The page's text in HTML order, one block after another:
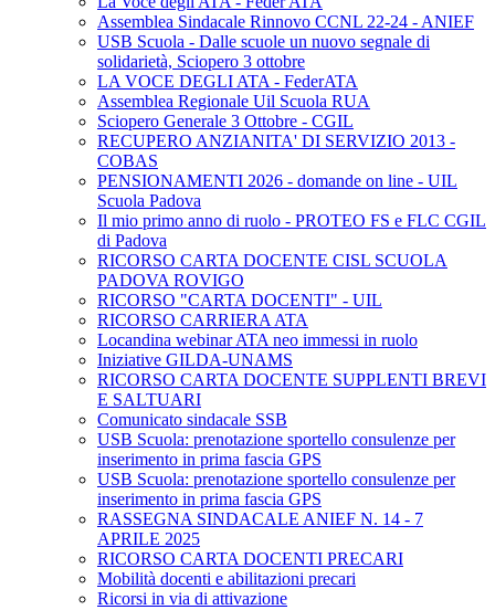
Assemblea Sindacale Rinnovo CCNL 22-24 - ANIEF
USB Scuola - Dalle scuole un nuovo segnale di
solidarietà, Sciopero 3 ottobre
LA VOCE DEGLI ATA - FederATA
Assemblea Regionale Uil Scuola RUA
Sciopero Generale 3 Ottobre - CGIL
RECUPERO ANZIANITA' DI SERVIZIO 2013 -
COBAS
PENSIONAMENTI 2026 - domande on line - UIL
Scuola Padova
Il mio primo anno di ruolo - PROTEO FS e FLC CGIL
di Padova
RICORSO CARTA DOCENTE CISL SCUOLA
PADOVA ROVIGO
RICORSO "CARTA DOCENTI" - UIL
RICORSO CARRIERA ATA
Locandina webinar ATA neo immessi in ruolo
Iniziative GILDA-UNAMS
RICORSO CARTA DOCENTE SUPPLENTI BREVI
E SALTUARI
Comunicato sindacale SSB
USB Scuola: prenotazione sportello consulenze per
inserimento in prima fascia GPS
USB Scuola: prenotazione sportello consulenze per
inserimento in prima fascia GPS
RASSEGNA SINDACALE ANIEF N. 14 - 7
APRILE 2025
RICORSO CARTA DOCENTI PRECARI
Mobilità docenti e abilitazioni precari
Ricorsi in via di attivazione